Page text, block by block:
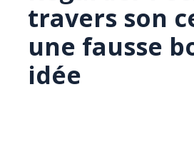
travers son
une fausse
idée